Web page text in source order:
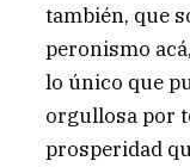
también, que
peronismo
lo único que
orgullosa por
prosperidad